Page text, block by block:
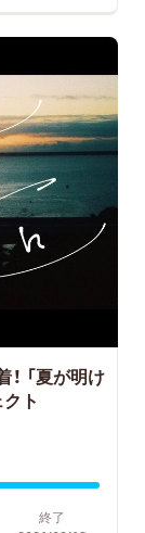
「夏が明け
ト
終了